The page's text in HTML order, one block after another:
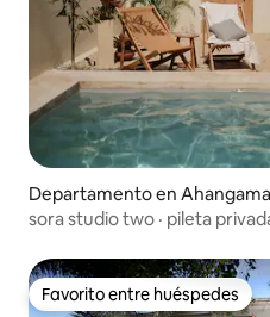
Departamento en Ahangama
sora studio two · pileta
Favorito entre huéspedes
Favorito entre huéspedes